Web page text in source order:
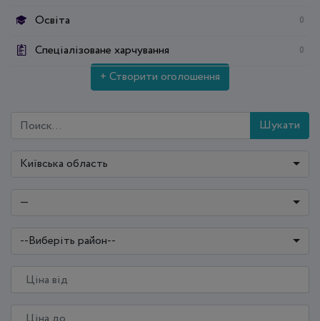
Освіта 0
Спеціалізоване харчування 0
+ Створити оголошення
Шукати
Київська область
—
--Виберіть район--